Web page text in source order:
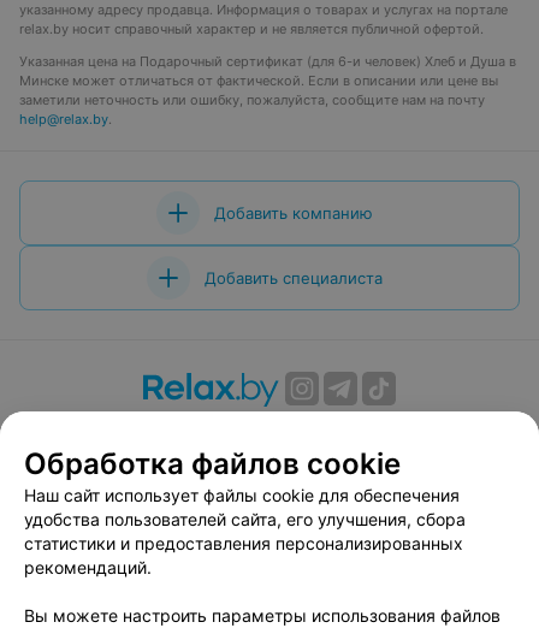
указанному адресу продавца. Информация о товарах и услугах на портале
relax.by носит справочный характер и не является публичной офертой.
Указанная цена на Подарочный сертификат (для 6-и человек) Хлеб и Душа в
Минске может отличаться от фактической. Если в описании или цене вы
заметили неточность или ошибку, пожалуйста, сообщите нам на почту
help@relax.by.
Добавить компанию
Добавить специалиста
Вакансии
Публичный договор
Способы оплаты
Публичный договор по использованию сервиса
«Афиша»
Пользовательское соглашение
Связаться по вопросам сотрудничества
Обработка файлов cookie
Наш сайт использует файлы cookie для обеспечения
удобства пользователей сайта, его улучшения, сбора
статистики и предоставления персонализированных
рекомендаций.
Вы можете настроить параметры использования файлов